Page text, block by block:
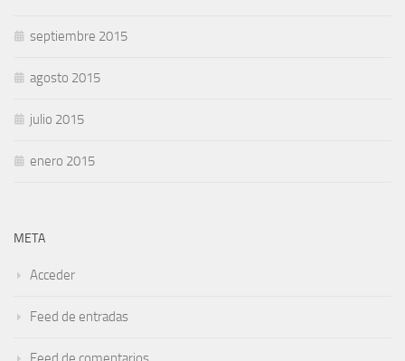
septiembre 2015
agosto 2015
julio 2015
enero 2015
META
Acceder
Feed de entradas